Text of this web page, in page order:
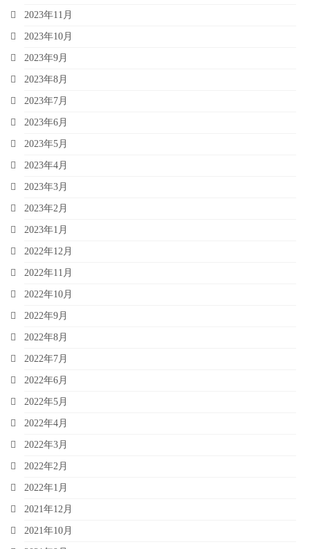
2023年11月
2023年10月
2023年9月
2023年8月
2023年7月
2023年6月
2023年5月
2023年4月
2023年3月
2023年2月
2023年1月
2022年12月
2022年11月
2022年10月
2022年9月
2022年8月
2022年7月
2022年6月
2022年5月
2022年4月
2022年3月
2022年2月
2022年1月
2021年12月
2021年10月